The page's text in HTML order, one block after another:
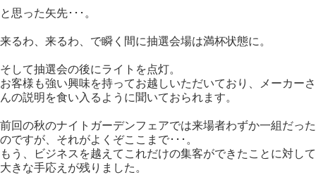
と思った矢先･･･。
来るわ、来るわ、で瞬く間に抽選会場は満杯状態に。
そして抽選会の後にライトを点灯。
お客様も強い興味を持ってお越しいただいており、メーカーさ
んの説明を食い入るように聞いておられます。
前回の秋のナイトガーデンフェアでは来場者わずか一組だった
のですが、それがよくぞここまで･･･。
もう、ビジネスを越えてこれだけの集客ができたことに対して
大きな手応えが残りました。